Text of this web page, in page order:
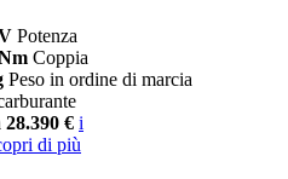
Potenza
Coppia
Peso in ordine di marcia
€ i
di più